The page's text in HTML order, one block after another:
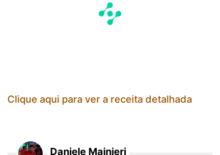
Clique aqui para ver a receita detalhada
Daniele Mainieri